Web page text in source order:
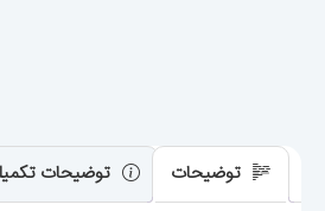
توضیحات توضیحات